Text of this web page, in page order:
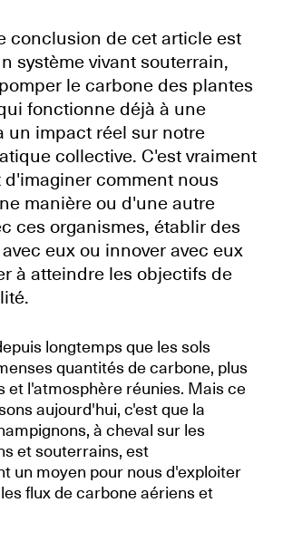
conclusion de cet article est
système vivant souterrain,
le carbone des plantes
fonctionne déjà à une
un impact réel sur notre
collective. C'est vraiment
comment nous
manière ou d'une autre
ces organismes, établir des
eux ou innover avec eux
à atteindre les objectifs de
longtemps que les sols
quantités de carbone, plus
et l'atmosphère réunies. Mais ce
aujourd'hui, c'est que la
à cheval sur les
et souterrains, est
un moyen pour nous d'exploiter
flux de carbone aériens et